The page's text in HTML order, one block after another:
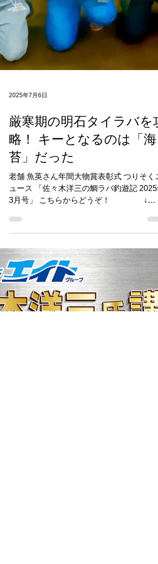
略！ キーとなるのは「海
苔」だった
老舗 魚英さん年間大物賞表彰式 つりそく
ュース 「佐々木洋三の鯛ラバ釣遊記 2025